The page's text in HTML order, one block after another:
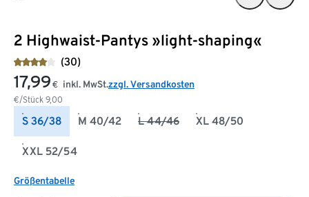
2 Highwaist-Pantys »light-shaping«
(30)
17,99 €
€/Stück 9,00
inkl. MwSt.zzgl. Versandkosten
S 36/38 M 40/42 L 44/46 XL 48/50
XXL 52/54
Größentabelle